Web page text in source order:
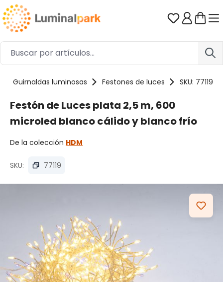
Saltar al contenido principal Tienes 0
Guirnaldas luminosas Festones de luces SKU: 77119
Festón de Luces plata 2,5 m, 600
microled blanco cálido y blanco frío
De la colección HDM
SKU: 77119